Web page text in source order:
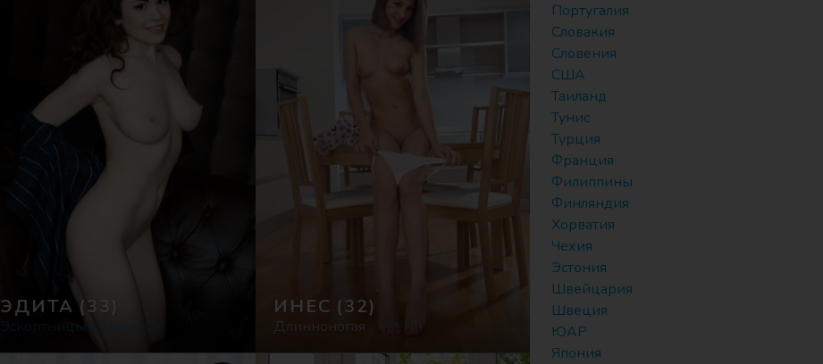
ЭДИТА (33)
Эскортницы в Маринга
ИНЕС (32)
Длинноногая
Португалия
Словакия
Словения
США
Таиланд
Тунис
Турция
Франция
Филиппины
Финляндия
Хорватия
Чехия
Эстония
Швейцария
Швеция
ЮАР
Япония